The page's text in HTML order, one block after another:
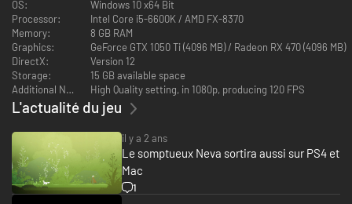
Leur relation évoluera au fil du temps. Ils apprendront à s'entraider pour
braver les nombreux dangers qui se dressent sur leur chemin, mais le
louveteau rebelle grandira et deviendra un adulte imposant, à la
recherche de sa propre identité. L'amour d'Alba pourra-t-il surmonter ces
changements, ou leur union est-elle vouée à se briser ?
Alors que le monde maudit resserre son étau sur eux, Alba et son
courageux compagnon feront tout pour survivre et trouver un nouveau
foyer où vivre, ensemble.
OS:
Windows 10 x64 Bit
Processor:
Intel Core i5-6600K / AMD FX-8370
Memory:
8 GB RAM
Graphics:
GeForce GTX 1050 Ti (4096 MB) / Radeon RX 470 (4096 MB)
DirectX:
Version 12
Storage:
15 GB available space
Additional Notes:
High Quality setting, in 1080p, producing 120 FPS
L'actualité du jeu
il y a 2 ans
Le somptueux Neva sortira aussi sur PS4 et
Mac
1